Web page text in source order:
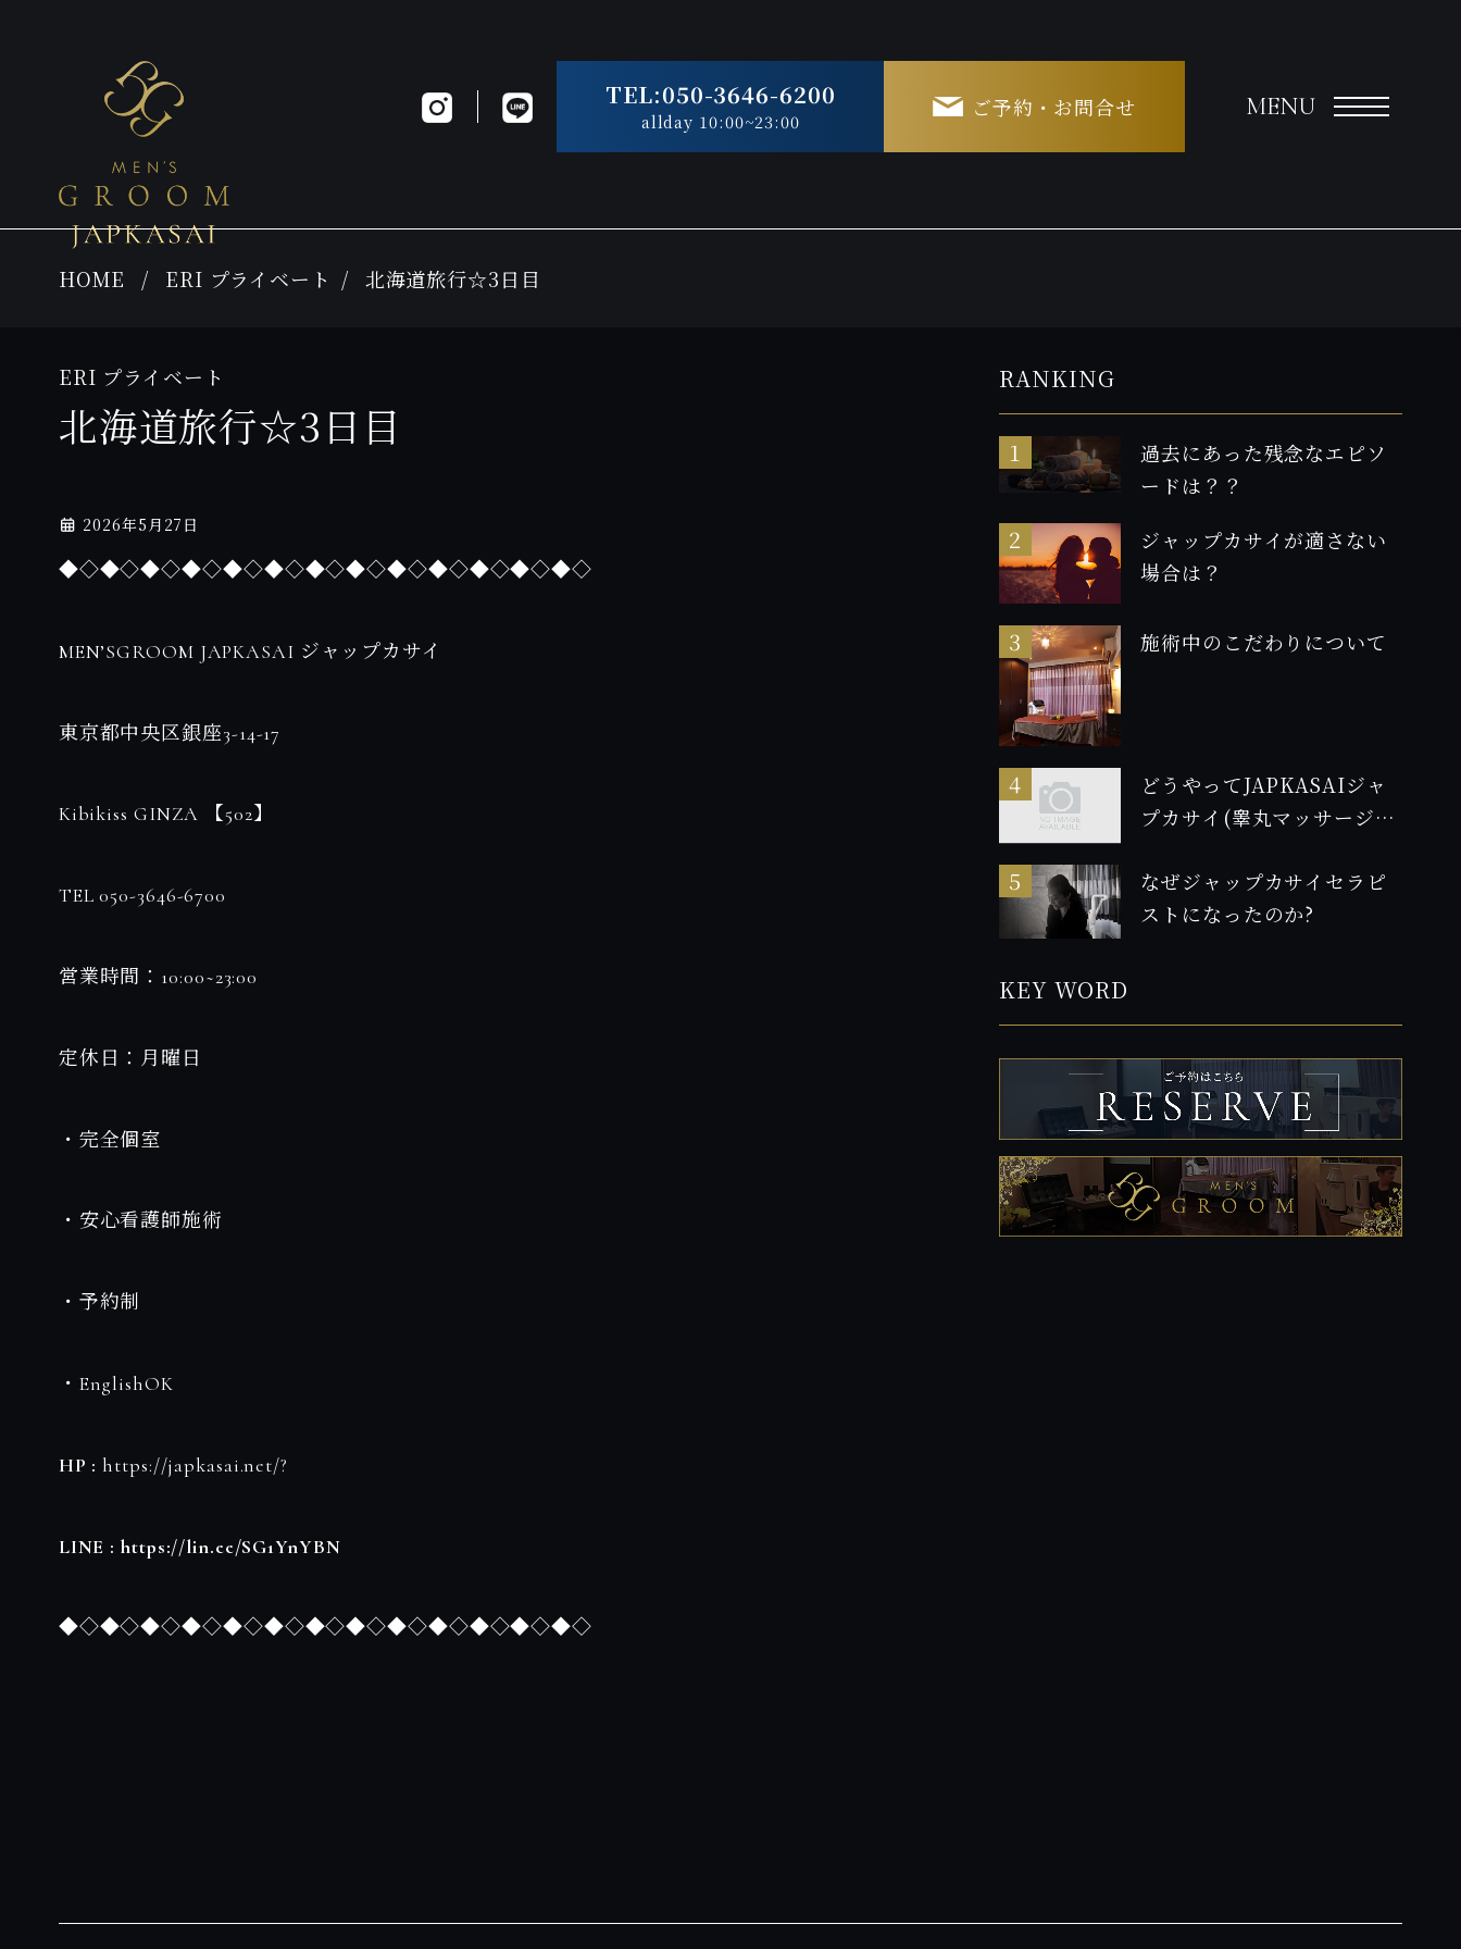
TEL:050-3646-6200
allday 10:00~23:00
ご予約・お問合せ MENU
HOME ERI プライベート 北海道旅行☆3日目
ERI プライベート
北海道旅行☆3日目
2026年5月27日
◆◇◆◇◆◇◆◇◆◇◆◇◆◇◆◇◆◇◆◇◆◇◆◇◆◇
MEN’SGROOM JAPKASAI ジャップカサイ
東京都中央区銀座3-14-17
Kibikiss GINZA 【502】
TEL 050-3646-6700
営業時間：10:00~23:00
定休日：月曜日
・完全個室
・安心看護師施術
・予約制
・EnglishOK
HP :https://japkasai.net/?
LINE :https://lin.ee/SG1YnYBN
◆◇◆◇◆◇◆◇◆◇◆◇◆◇◆◇◆◇◆◇◆◇◆◇◆◇
RANKING
過去にあった残念なエピソ
ードは？？
ジャップカサイが適さない
場合は？
施術中のこだわりについて
どうやってJAPKASAIジャ
プカサイ(睾丸マッサージ)
なぜジャップカサイセラピ
ストになったのか?
KEY WORD